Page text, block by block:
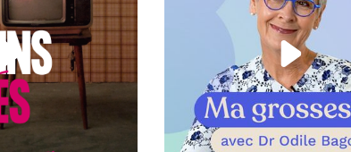
00:03:12
00:03:12